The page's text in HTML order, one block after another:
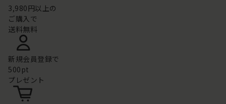
3,980円以上の
ご購入で
送料無料
新規会員登録で
500pt
プレゼント